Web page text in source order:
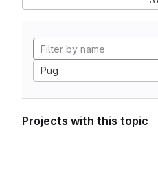
Pug
Projects with this topic